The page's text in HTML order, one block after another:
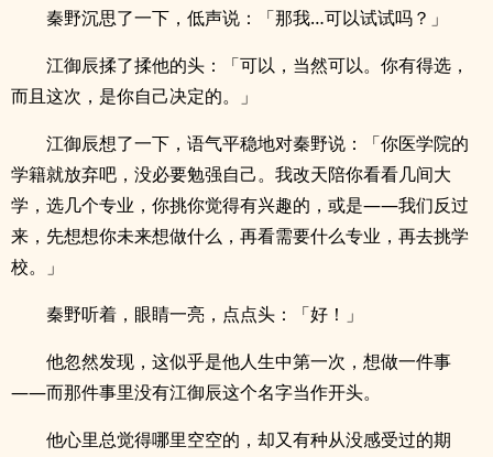
秦野沉思了一下，低声说：「那我…可以试试吗？」
江御辰揉了揉他的头：「可以，当然可以。你有得选，
而且这次，是你自己决定的。」
江御辰想了一下，语气平稳地对秦野说：「你医学院的
学籍就放弃吧，没必要勉强自己。我改天陪你看看几间大
学，选几个专业，你挑你觉得有兴趣的，或是——我们反过
来，先想想你未来想做什么，再看需要什么专业，再去挑学
校。」
秦野听着，眼睛一亮，点点头：「好！」
他忽然发现，这似乎是他人生中第一次，想做一件事
——而那件事里没有江御辰这个名字当作开头。
他心里总觉得哪里空空的，却又有种从没感受过的期